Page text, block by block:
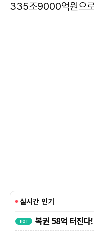
335조9000억원으